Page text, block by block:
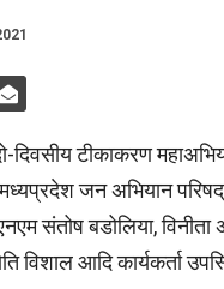
दो-दिवसीय टीकाकरण
जन अभियान
संतोष बडोलिया, विनीता
विशाल आदि कार्यकर्ता